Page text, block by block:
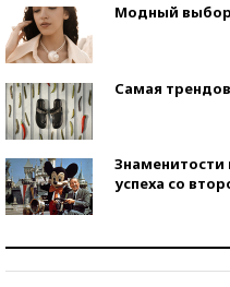
Модный выбор:
Самая
успеха со